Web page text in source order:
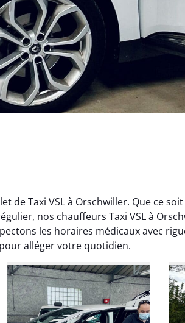
de Taxi VSL à Orschwiller. Que ce
nos chauffeurs Taxi VSL à
les horaires médicaux avec
alléger votre quotidien.
Arnaud Deschamps
30 janvier 2025
Très satisfait du transport,